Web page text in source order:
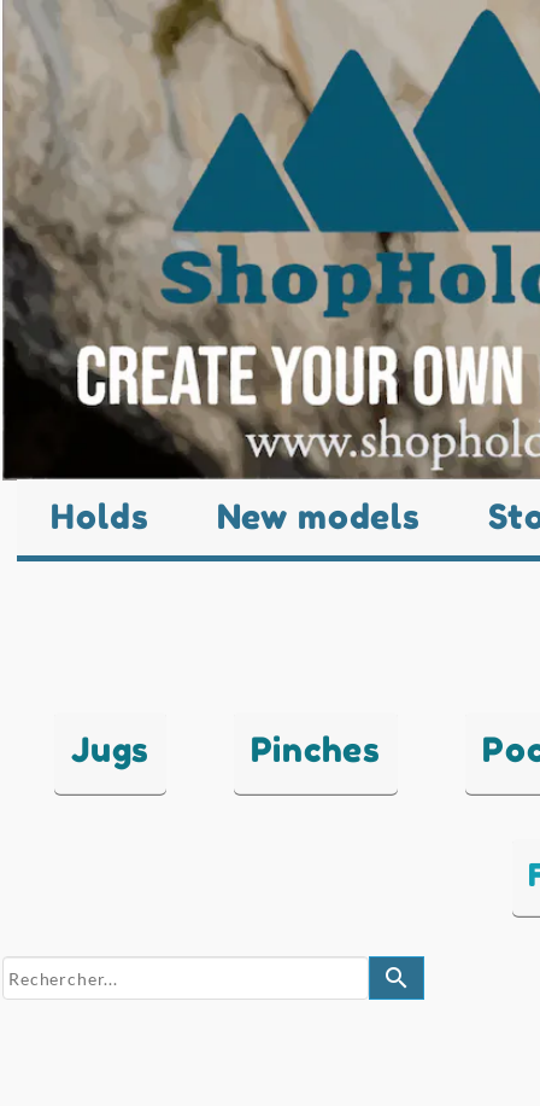
Holds New models
Jugs Pinches
search